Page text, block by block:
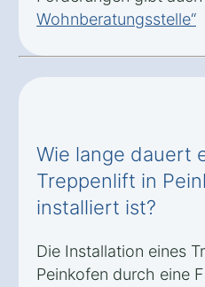
Wohnberatungsstelle“
Wie lange dauert
Treppenlift in
installiert ist?
Die Installation eines
Peinkofen durch eine